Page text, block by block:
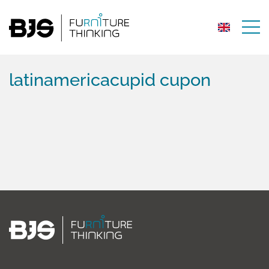
latinamericacupid cupon